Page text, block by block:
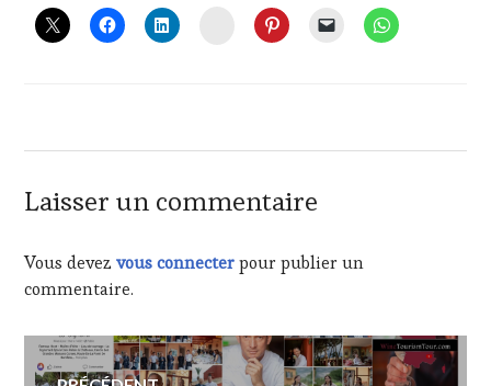
MAI
2020
ARCHITECTES
ART ,
CULTURE,
TERROIR
GASTRONOMIE,
GRAND
CALA
ROSSA
INSTAGRAM
Laisser un commentaire
Vous devezvous connecterpour publier un
commentaire.
Navigation